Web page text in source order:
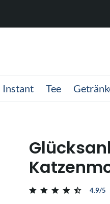
Instant Tee
4.9/5